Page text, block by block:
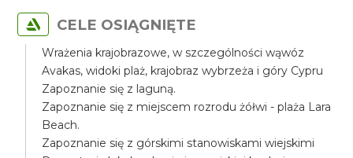
CELE OSIĄGNIĘTE
Wrażenia krajobrazowe, w szczególności wąwóz
Avakas, widoki plaż, krajobraz wybrzeża i góry Cypru
Zapoznanie się z laguną.
Zapoznanie się z miejscem rozrodu żółwi - plaża Lara
Beach.
Zapoznanie się z górskimi stanowiskami wiejskimi